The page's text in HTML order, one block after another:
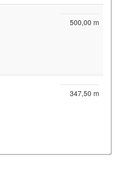
500,00 m
347,50 m